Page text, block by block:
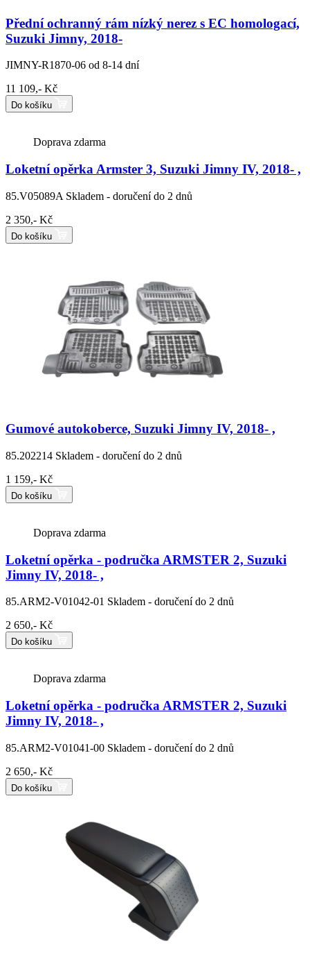
Přední ochranný rám nízký nerez s EC homologací,
Suzuki Jimny, 2018-
JIMNY-R1870-06 od 8-14 dní
11 109,- Kč
Do košíku
Doprava zdarma
Loketní opěrka Armster 3, Suzuki Jimny IV, 2018- ,
85.V05089A Skladem - doručení do 2 dnů
2 350,- Kč
Do košíku
Gumové autokoberce, Suzuki Jimny IV, 2018- ,
85.202214 Skladem - doručení do 2 dnů
1 159,- Kč
Do košíku
Doprava zdarma
Loketní opěrka - područka ARMSTER 2, Suzuki
Jimny IV, 2018- ,
85.ARM2-V01042-01 Skladem - doručení do 2 dnů
2 650,- Kč
Do košíku
Doprava zdarma
Loketní opěrka - područka ARMSTER 2, Suzuki
Jimny IV, 2018- ,
85.ARM2-V01041-00 Skladem - doručení do 2 dnů
2 650,- Kč
Do košíku